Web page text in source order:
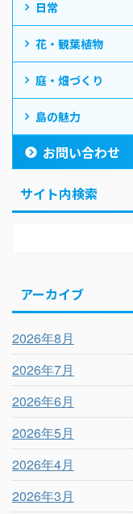
日常
花・観葉植物
庭・畑づくり
島の魅力
お問い合わせ
サイト内検索
アーカイブ
2026年8月
2026年7月
2026年6月
2026年5月
2026年4月
2026年3月